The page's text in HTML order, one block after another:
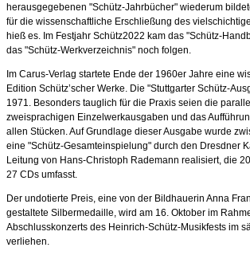
herausgegebenen "Schütz-Jahrbücher" wiederum
für die wissenschaftliche Erschließung des
hieß es. Im Festjahr Schütz2022 kam das "Schütz-
das "Schütz-Werkverzeichnis" noch folgen.
Im Carus-Verlag startete Ende der 1960er Jahre eine
Edition Schütz’scher Werke. Die "Stuttgarter Schütz-
1971. Besonders tauglich für die Praxis seien die
zweisprachigen Einzelwerkausgaben und das
allen Stücken. Auf Grundlage dieser Ausgabe wurde
eine "Schütz-Gesamteinspielung" durch den Dresdner
Leitung von Hans-Christoph Rademann realisiert, die
27 CDs umfasst.
Der undotierte Preis, eine von der Bildhauerin Anna
gestaltete Silbermedaille, wird am 16. Oktober im
Abschlusskonzerts des Heinrich-Schütz-Musikfests im
verliehen.